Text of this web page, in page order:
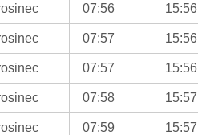
07:56 15:56
07:57 15:56
07:57 15:56
07:58 15:57
07:59 15:57